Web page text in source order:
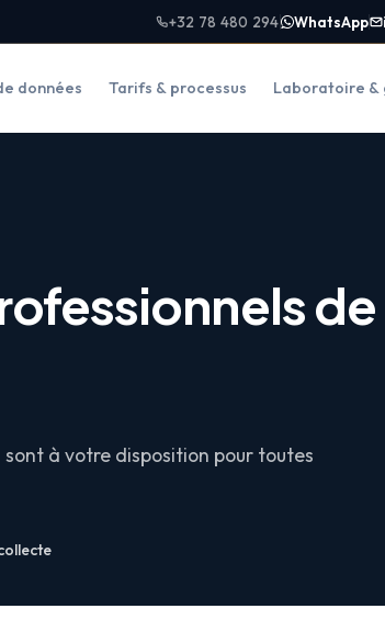
+32 78 480 294 WhatsApp
données Tarifs & processus Laboratoire &
de
à votre disposition pour toutes